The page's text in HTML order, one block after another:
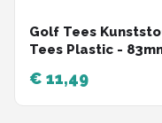
Golf Tees
Tees Plastic -
€ 11,49